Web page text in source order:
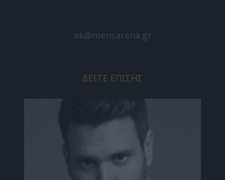
ak@mensarena.gr
ΔΕΊΤΕ ΕΠΊΣΗΣ